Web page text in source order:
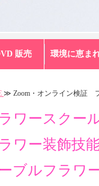
販売 環境に恵ま
≫ Zoom・オンライン検証
ワースクー
ワー装飾技
ブルフラワ